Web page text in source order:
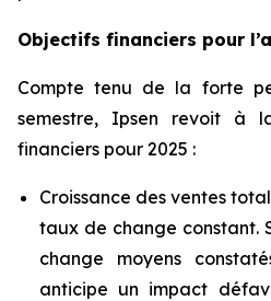
Objectifs financiers pour
Compte tenu de la forte
semestre, Ipsen revoit à
financiers pour 2025 :
Croissance des ventes
taux de change constant.
change moyens
anticipe un impact